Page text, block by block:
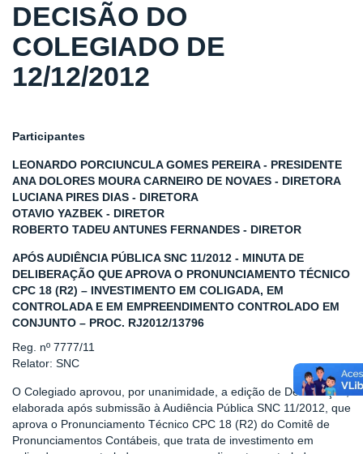
DECISÃO DO
COLEGIADO DE
12/12/2012
Participantes
LEONARDO PORCIUNCULA GOMES PEREIRA - PRESIDENTE
ANA DOLORES MOURA CARNEIRO DE NOVAES - DIRETORA
LUCIANA PIRES DIAS - DIRETORA
OTAVIO YAZBEK - DIRETOR
ROBERTO TADEU ANTUNES FERNANDES - DIRETOR
APÓS AUDIÊNCIA PÚBLICA SNC 11/2012 - MINUTA DE
DELIBERAÇÃO QUE APROVA O PRONUNCIAMENTO TÉCNICO
CPC 18 (R2) – INVESTIMENTO EM COLIGADA, EM
CONTROLADA E EM EMPREENDIMENTO CONTROLADO EM
CONJUNTO – PROC. RJ2012/13796
Reg. nº 7777/11
Relator: SNC
O Colegiado aprovou, por unanimidade, a edição de Deliberação,
elaborada após submissão à Audiência Pública SNC 11/2012, que
aprova o Pronunciamento Técnico CPC 18 (R2) do Comitê de
Pronunciamentos Contábeis, que trata de investimento em